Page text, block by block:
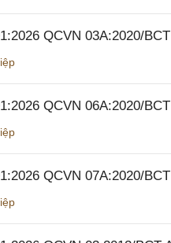
QCVN 03A:2020/
QCVN 06A:2020/
QCVN 07A:2020/